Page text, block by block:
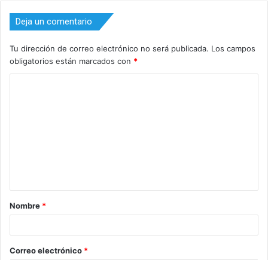
Deja un comentario
Tu dirección de correo electrónico no será publicada. Los campos
obligatorios están marcados con *
a
r
Nombre *
Correo electrónico *